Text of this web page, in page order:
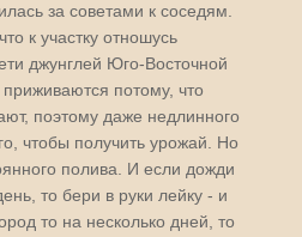
за советами к соседям.
к участку отношусь
джунглей Юго-Восточной
потому, что
поэтому даже недлинного
чтобы получить урожай. Но
полива. И если дожди
то бери в руки лейку - и
то на несколько дней, то